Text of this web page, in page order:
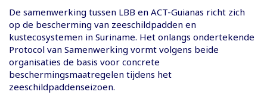
De samenwerking tussen LBB en ACT-Guianas richt zich
op de bescherming van zeeschildpadden en
kustecosystemen in Suriname. Het onlangs ondertekende
Protocol van Samenwerking vormt volgens beide
organisaties de basis voor concrete
beschermingsmaatregelen tijdens het
zeeschildpaddenseizoen.